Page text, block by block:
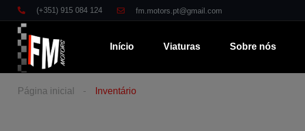
(+351) 915 084 124 fm.motors.pt@gmail.com
Início Viaturas Sobre nós
Página inicial Inventário